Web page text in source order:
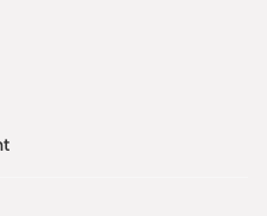
majeurs avant
auxquels ce bien est